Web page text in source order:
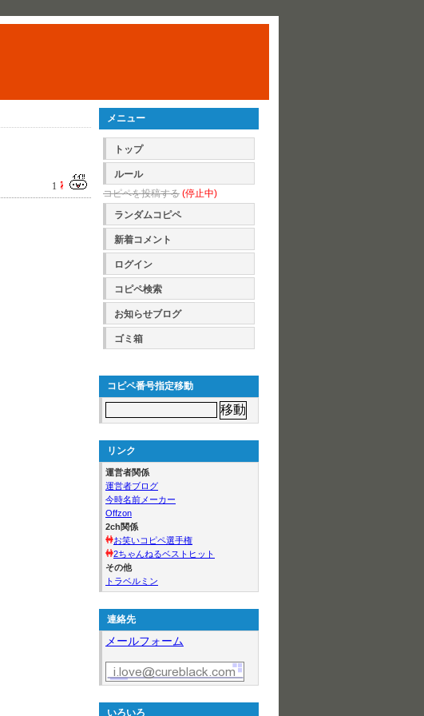
1
メニュー
トップ
ルール
コピペを投稿する (停止中)
ランダムコピペ
新着コメント
ログイン
コピペ検索
お知らせブログ
ゴミ箱
コピペ番号指定移動
リンク
運営者関係
運営者ブログ
今時名前メーカー
Offzon
2ch関係
お笑いコピペ選手権
2ちゃんねるベストヒット
その他
トラベルミン
連絡先
メールフォーム
いろいろ